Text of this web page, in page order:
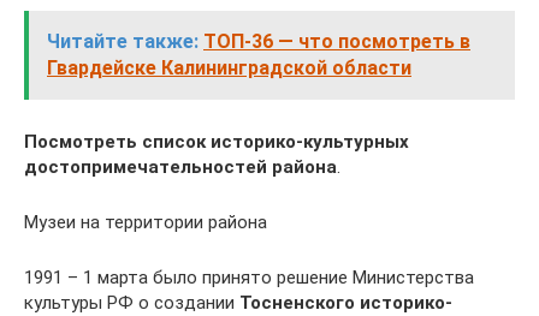
Читайте также: ТОП-36 — что посмотреть в
Гвардейске Калининградской области
Посмотреть список историко-культурных
достопримечательностей района.
Музеи на территории района
1991 – 1 марта было принято решение Министерства
культуры РФ о создании Тосненского историко-